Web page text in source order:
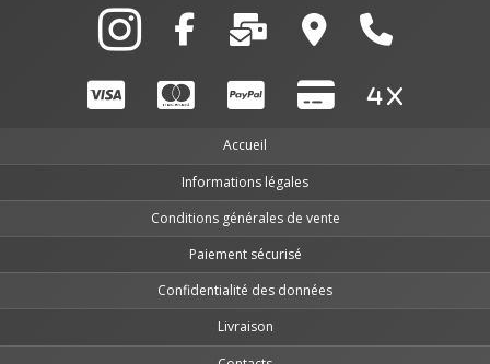
Accueil
Informations légales
Conditions générales de vente
Paiement sécurisé
Confidentialité des données
Livraison